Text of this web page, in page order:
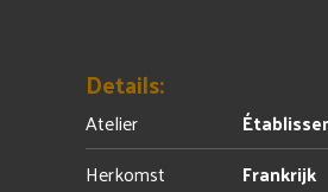
Details:
Atelier
Herkomst
Frankrijk